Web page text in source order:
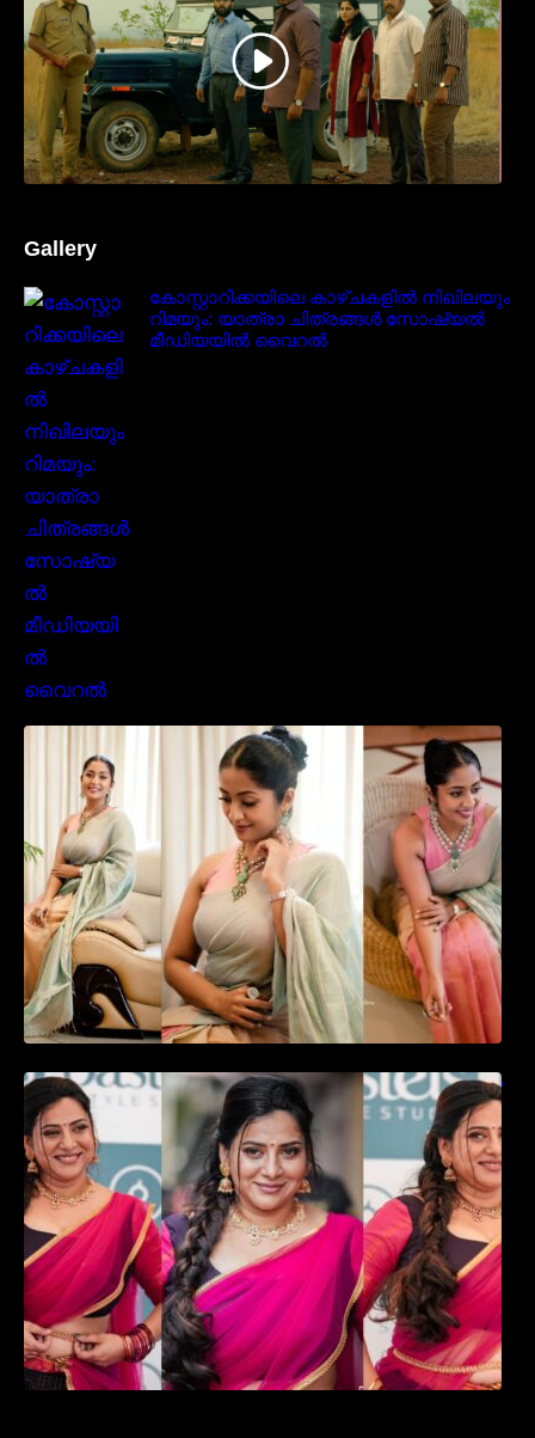
Gallery
കോസ്റ്റാറിക്കയിലെ കാഴ്ചകളിൽ നിഖിലയും
റിമയും: യാത്രാ ചിത്രങ്ങൾ സോഷ്യൽ
മീഡിയയിൽ വൈറൽ
സാരിയിൽ സുന്ദരിയായി മലയിലകളുടെ
പ്രിയ താരം നവ്യാ നായർ| Malayalam
favourite actress Navya Nair cute in saree
ഉദ്ഘാടന വേദിയിൽ ആരാധരെ മയക്കുന്ന
തകർപ്പൻ ഡൻസുമായി അന്ന രാജൻ..